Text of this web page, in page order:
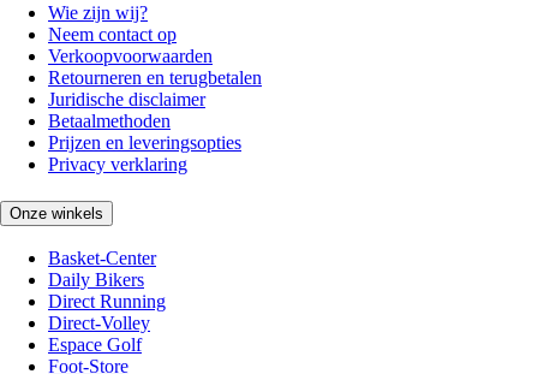
Wie zijn wij?
Neem contact op
Verkoopvoorwaarden
Retourneren en terugbetalen
Juridische disclaimer
Betaalmethoden
Prijzen en leveringsopties
Privacy verklaring
Onze winkels
Basket-Center
Daily Bikers
Direct Running
Direct-Volley
Espace Golf
Foot-Store